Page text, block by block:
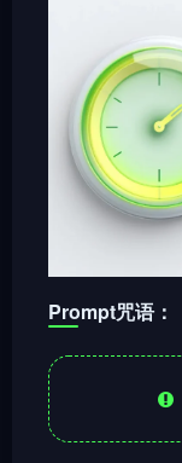
Prompt咒语：